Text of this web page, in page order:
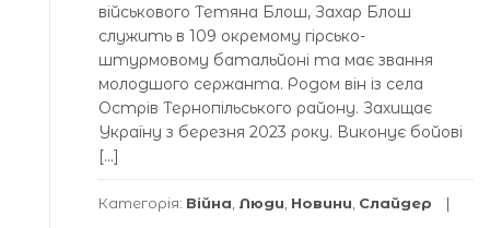
військового Тетяна Блош, Захар Блош
служить в 109 окремому гірсько-
штурмовому батальйоні та має звання
молодшого сержанта. Родом він із села
Острів Тернопільського району. Захищає
Україну з березня 2023 року. Виконує бойові
[…]
Категорія: Війна Люди Новини Слайдер